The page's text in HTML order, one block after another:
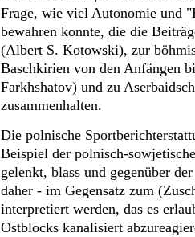
Frage, wie viel Autonomie und
bewahren konnte, die die
(Albert S. Kotowski), zur
Baschkirien von den Anfängen
Farkhshatov) und zu
zusammenhalten.
Die polnische
Beispiel der polnisch-
gelenkt, blass und gegenüber
daher - im Gegensatz zum
interpretiert werden, das es
Ostblocks kanalisiert